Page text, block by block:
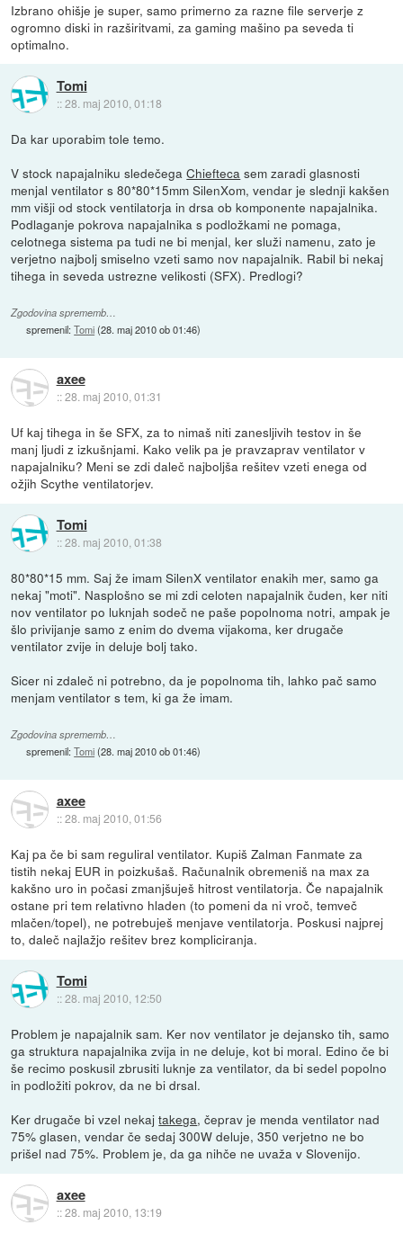
Izbrano ohišje je super, samo primerno za razne file serverje z
ogromno diski in razširitvami, za gaming mašino pa seveda ti
optimalno.
Tomi
::28. maj 2010, 01:18
Da kar uporabim tole temo.
V stock napajalniku sledečegaChiefteca sem zaradi glasnosti
menjal ventilator s 80*80*15mm SilenXom, vendar je slednji kakšen
mm višji od stock ventilatorja in drsa ob komponente napajalnika.
Podlaganje pokrova napajalnika s podložkami ne pomaga,
celotnega sistema pa tudi ne bi menjal, ker služi namenu, zato je
verjetno najbolj smiselno vzeti samo nov napajalnik. Rabil bi nekaj
tihega in seveda ustrezne velikosti (SFX). Predlogi?
Zgodovina sprememb…
spremenil:Tomi(28. maj 2010 ob 01:46)
axee
::28. maj 2010, 01:31
Uf kaj tihega in še SFX, za to nimaš niti zanesljivih testov in še
manj ljudi z izkušnjami. Kako velik pa je pravzaprav ventilator v
napajalniku? Meni se zdi daleč najboljša rešitev vzeti enega od
ožjih Scythe ventilatorjev.
Tomi
::28. maj 2010, 01:38
80*80*15 mm. Saj že imam SilenX ventilator enakih mer, samo ga
nekaj "moti". Nasplošno se mi zdi celoten napajalnik čuden, ker niti
nov ventilator po luknjah sodeč ne paše popolnoma notri, ampak je
šlo privijanje samo z enim do dvema vijakoma, ker drugače
ventilator zvije in deluje bolj tako.
Sicer ni zdaleč ni potrebno, da je popolnoma tih, lahko pač samo
menjam ventilator s tem, ki ga že imam.
Zgodovina sprememb…
spremenil:Tomi(28. maj 2010 ob 01:46)
axee
::28. maj 2010, 01:56
Kaj pa če bi sam reguliral ventilator. Kupiš Zalman Fanmate za
tistih nekaj EUR in poizkušaš. Računalnik obremeniš na max za
kakšno uro in počasi zmanjšuješ hitrost ventilatorja. Če napajalnik
ostane pri tem relativno hladen (to pomeni da ni vroč, temveč
mlačen/topel), ne potrebuješ menjave ventilatorja. Poskusi najprej
to, daleč najlažjo rešitev brez kompliciranja.
Tomi
::28. maj 2010, 12:50
Problem je napajalnik sam. Ker nov ventilator je dejansko tih, samo
ga struktura napajalnika zvija in ne deluje, kot bi moral. Edino če bi
še recimo poskusil zbrusiti luknje za ventilator, da bi sedel popolno
in podložiti pokrov, da ne bi drsal.
Ker drugače bi vzel nekajtakega, čeprav je menda ventilator nad
75% glasen, vendar če sedaj 300W deluje, 350 verjetno ne bo
prišel nad 75%. Problem je, da ga nihče ne uvaža v Slovenijo.
axee
::28. maj 2010, 13:19